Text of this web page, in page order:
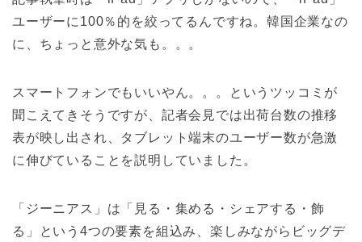
ユーザーに100％的を絞ってるんですね。韓国企業なの
に、ちょっと意外な気も。。。
スマートフォンでもいいやん。。。というツッコミが
聞こえてきそうですが、記者会見では出荷台数の推移
表が映し出され、タブレット端末のユーザー数が急激
に伸びていることを説明していました。
「ジーニアス」は「見る・集める・シェアする・飾
る」という4つの要素を組込み、楽しみながらビッグデ